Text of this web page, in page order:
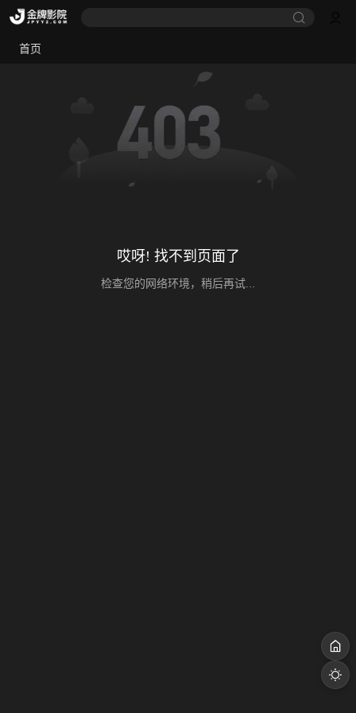
首页
哎呀! 找不到页面了
检查您的网络环境，稍后再试...